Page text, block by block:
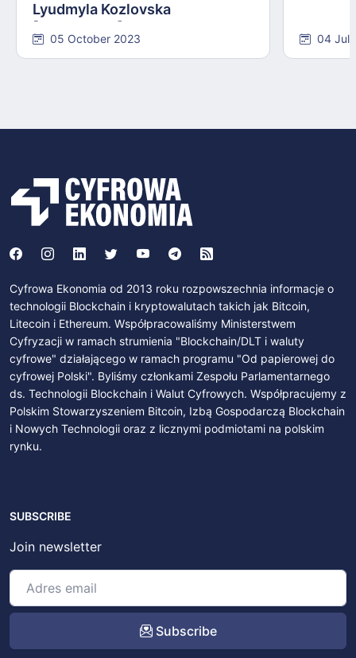
Lyudmyla Kozlovska
05 October 2023 04
Cyfrowa Ekonomia od 2013 roku rozpowszechnia informacje o
technologii Blockchain i kryptowalutach takich jak Bitcoin,
Litecoin i Ethereum. Współpracowaliśmy Ministerstwem
Cyfryzacji w ramach strumienia "Blockchain/DLT i waluty
cyfrowe" działającego w ramach programu "Od papierowej do
cyfrowej Polski". Byliśmy członkami Zespołu Parlamentarnego
ds. Technologii Blockchain i Walut Cyfrowych. Współpracujemy z
Polskim Stowarzyszeniem Bitcoin, Izbą Gospodarczą Blockchain
i Nowych Technologii oraz z licznymi podmiotami na polskim
rynku.
SUBSCRIBE
Join newsletter
Subscribe